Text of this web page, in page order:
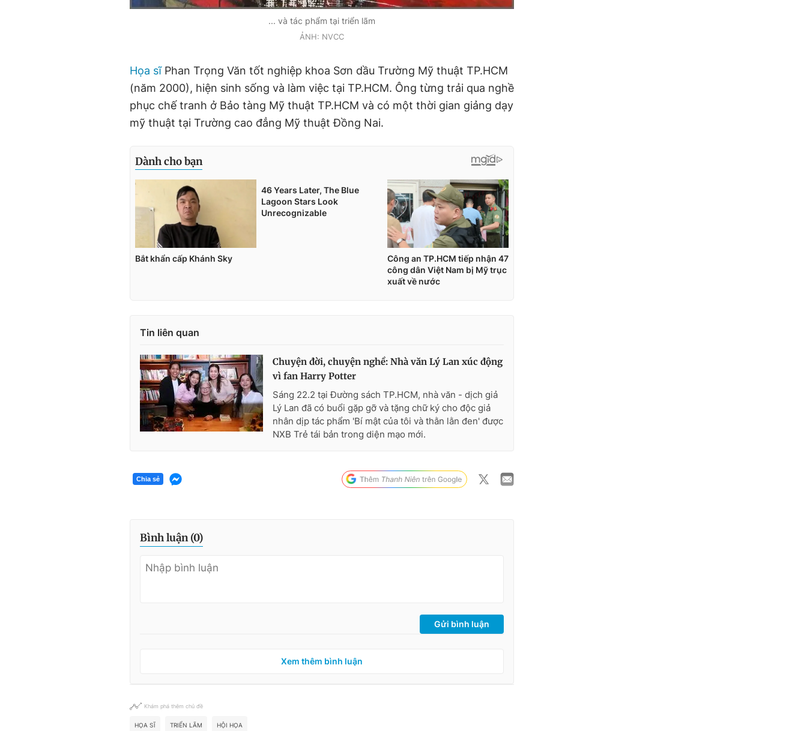
... và tác phẩm tại triển lãm
ẢNH: NVCC
Họa sĩ Phan Trọng Văn tốt nghiệp khoa Sơn dầu Trường Mỹ thuật TP.HCM
(năm 2000), hiện sinh sống và làm việc tại TP.HCM. Ông từng trải qua nghề
phục chế tranh ở Bảo tàng Mỹ thuật TP.HCM và có một thời gian giảng dạy
mỹ thuật tại Trường cao đẳng Mỹ thuật Đồng Nai.
Tin liên quan
Chuyện đời, chuyện nghề: Nhà văn Lý Lan xúc động
vì fan Harry Potter
Sáng 22.2 tại Đường sách TP.HCM, nhà văn - dịch giả
Lý Lan đã có buổi gặp gỡ và tặng chữ ký cho độc giả
nhân dịp tác phẩm 'Bí mật của tôi và thằn lằn đen' được
NXB Trẻ tái bản trong diện mạo mới.
Chia sẻ
Bình luận (0)
Gửi bình luận
Xem thêm bình luận
Khám phá thêm chủ đề
HỌA SĨ TRIỂN LÃM HỘI HỌA